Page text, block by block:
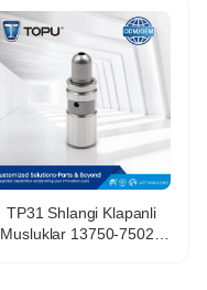
TP31 Shlangi Klapanli
Musluklar 13750-75020